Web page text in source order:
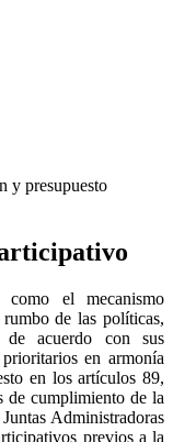
y presupuesto
como el mecanismo
de las políticas,
de acuerdo con sus
en armonía
en los artículos 89,
de cumplimiento de la
Administradoras
previos a la